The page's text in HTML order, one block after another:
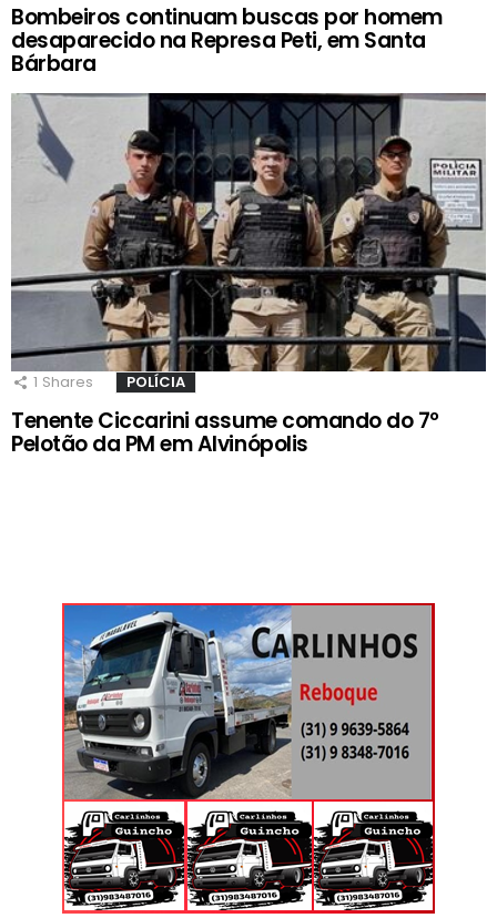
Bombeiros continuam buscas por homem
desaparecido na Represa Peti, em Santa
Bárbara
1 Shares POLÍCIA
Tenente Ciccarini assume comando do 7º
Pelotão da PM em Alvinópolis